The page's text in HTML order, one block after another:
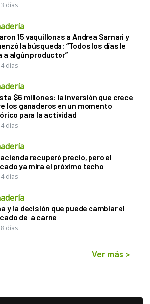
días
15 vaquillonas a Andrea Sarnari y
la búsqueda: “Todos los días le
a algún productor”
días
$6 millones: la inversión que crece
los ganaderos en un momento
para la actividad
días
recuperó precio, pero el
ya mira el próximo techo
días
y la decisión que puede cambiar el
de la carne
días
Ver más >